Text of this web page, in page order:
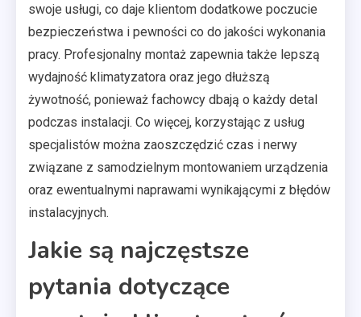
swoje usługi, co daje klientom dodatkowe poczucie
bezpieczeństwa i pewności co do jakości wykonania
pracy. Profesjonalny montaż zapewnia także lepszą
wydajność klimatyzatora oraz jego dłuższą
żywotność, ponieważ fachowcy dbają o każdy detal
podczas instalacji. Co więcej, korzystając z usług
specjalistów można zaoszczędzić czas i nerwy
związane z samodzielnym montowaniem urządzenia
oraz ewentualnymi naprawami wynikającymi z błędów
instalacyjnych.
Jakie są najczęstsze
pytania dotyczące